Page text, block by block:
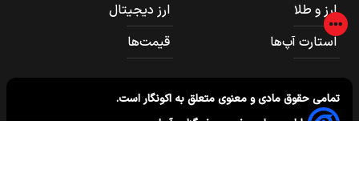
ارز و طلا
ارز دیجیتال
استارت آپ‌ها
قیمت‌ها
تمامی حقوق مادی و معنوی متعلق به اکونگاراست.
طراحی سایت خبری و خبرگزاری آسام